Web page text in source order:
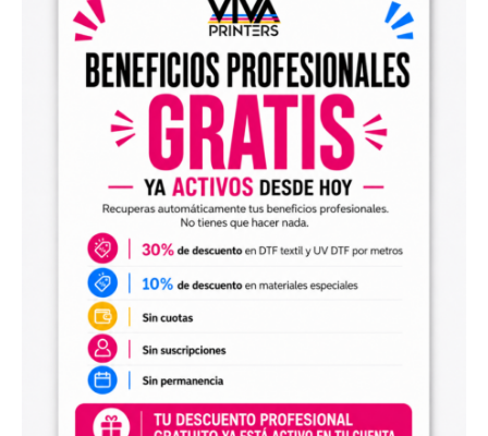
el archivo en tu programa de impresión y producirlo con tu
maquinaria DTF.
Diseños digitales para impresión UV DTF
También encontrarás diseños digitales para UV DTF
perfectos para personalizar vasos, botellas, termos, cajas,
envases, artículos promocionales y otras superficies rígidas
Estos diseños permiten incorporar nuevas opciones a tu
catálogo de personalización de objetos y preparar
producciones propias utilizando tu impresora UV DTF o tu
proveedor habitual de impresión.
Archivos digitales para negocios de
personalización